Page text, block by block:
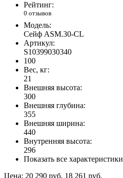
Рейтинг:
0 отзывов
Модель:
Сейф ASM.30-CL
Артикул:
S10399030340
100
Вес, кг:
21
Внешняя высота:
300
Внешняя глубина:
355
Внешняя ширина:
440
Внутренняя высота:
296
Показать все характеристики
Цена: 20 290 руб. 18 261 руб.